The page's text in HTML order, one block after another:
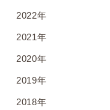
2022年
2021年
2020年
2019年
2018年